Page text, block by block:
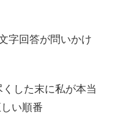
字回答が問いかけ
した末に私が本当
い順番